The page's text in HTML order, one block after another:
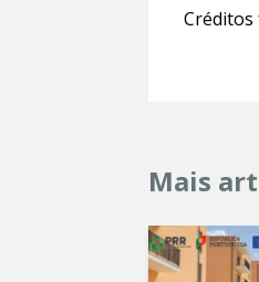
Créditos
Mais